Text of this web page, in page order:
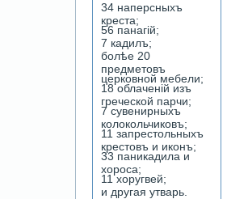
34 наперсныхъ
креста;
56 панагiй;
7 кадилъ;
болѣе 20
предметовъ
церковной мебели;
18 облаченiй изъ
греческой парчи;
7 сувенирныхъ
колокольчиковъ;
11 запрестольныхъ
крестовъ и иконъ;
33 паникадила и
хороса;
11 хоругвей;
и другая утварь.